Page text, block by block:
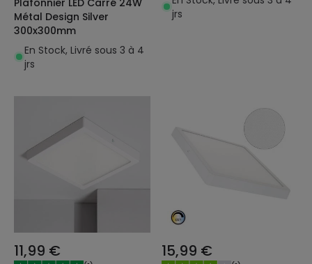
Métal Design Silver
300x300mm
En Stock, Livré sous 3 à 4
jrs
jrs
11,99 € 15,99 €